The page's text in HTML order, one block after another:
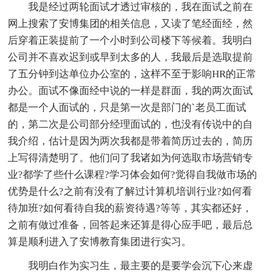
我是经过两轮面试才透过审核的，我在面试之前在
网上搜索了安博集团的相关信息，又读了笔经面经，然
后穿着正装提前了一个小时到公司楼下等候着。我明白
公司并不喜欢迟到或早到太多的人，我最后是选取提前
了五分钟到达单位办公室的，这样不至于影响HR的正常
办公。面试不像面经中说的一样是群面，我的两次面试
都是一个人面试的，只是第一次是部门的`老员工面试
的，第二次是公司部分经理面试的，也没有传说中的自
我介绍，估计是因为两次我都是带着简历过去的，简历
上写得清楚明了。他们问了我诸如为何选取市场营销专
业?都学了些什么课程?学习体会如何?觉得自我做市场的
优势是什么?之前有没有了解过计算机培训行业?如何看
待加班?如何看待自我的薪资待遇?等等，其实都还好，
之前有做过准备，回答起来还算是得心应手吧，最后总
算是顺利进入了安博教育集团进行实习。
我明白作为实习生，最主要的是要学会沉下心来虚